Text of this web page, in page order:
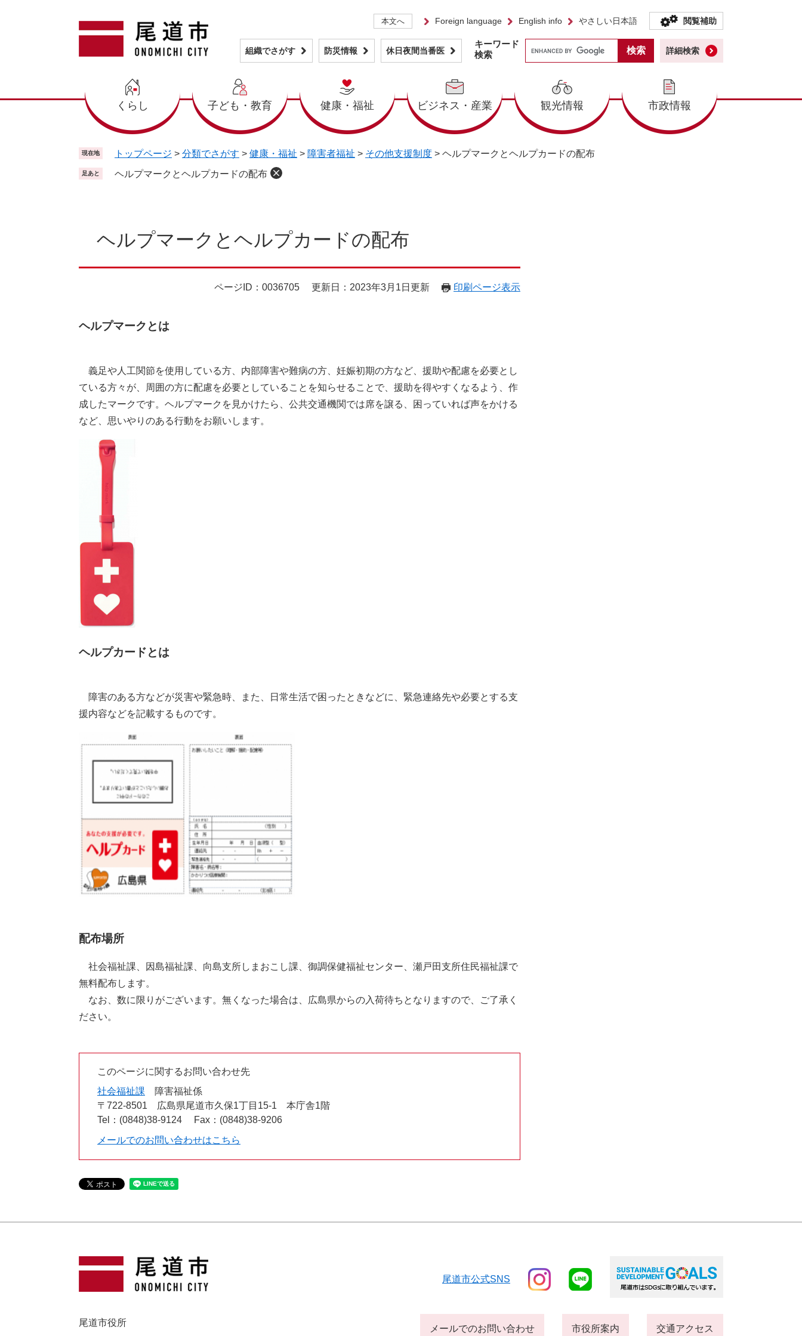
本文へ Foreign language English info やさしい日本語 閲覧補助
組織でさがす 防災情報 休日夜間当番医
くらし 子ども・教育 健康・福祉 ビジネス・産業 観光情報 市政情報
キーワード
検索
詳細検索
現在地 トップページ > 分類でさがす > 健康・福祉 > 障害者福祉 > その他支援制度 > ヘルプマークとヘルプカードの配布
足あと ヘルプマークとヘルプカードの配布
ヘルプマークとヘルプカードの配布
ページID：0036705 更新日：2023年3月1日更新 印刷ページ表示
ヘルプマークとは
義足や人工関節を使用している方、内部障害や難病の方、妊娠初期の方など、援助や配慮を必要とし
ている方々が、周囲の方に配慮を必要としていることを知らせることで、援助を得やすくなるよう、作
成したマークです。ヘルプマークを見かけたら、公共交通機関では席を譲る、困っていれば声をかける
など、思いやりのある行動をお願いします。
ヘルプカードとは
障害のある方などが災害や緊急時、また、日常生活で困ったときなどに、緊急連絡先や必要とする支
援内容などを記載するものです。
配布場所
社会福祉課、因島福祉課、向島支所しまおこし課、御調保健福祉センター、瀬戸田支所住民福祉課で
無料配布します。
なお、数に限りがございます。無くなった場合は、広島県からの入荷待ちとなりますので、ご了承く
ださい。
このページに関するお問い合わせ先
社会福祉課
障害福祉係
〒722-8501
広島県尾道市久保1丁目15-1 本庁舎1階
Tel：(0848)38-9124
Fax：(0848)38-9206
メールでのお問い合わせはこちら
尾道市役所
尾道市公式SNS
メールでのお問い合わせ 市役所案内 交通アクセス